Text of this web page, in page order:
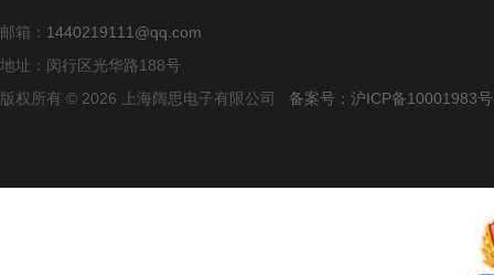
邮箱： 1440219111@qq.com
地址：闵行区光华路188号
版权所有 © 2026 上海阔思电子有限公司 备案号：沪ICP备10001983